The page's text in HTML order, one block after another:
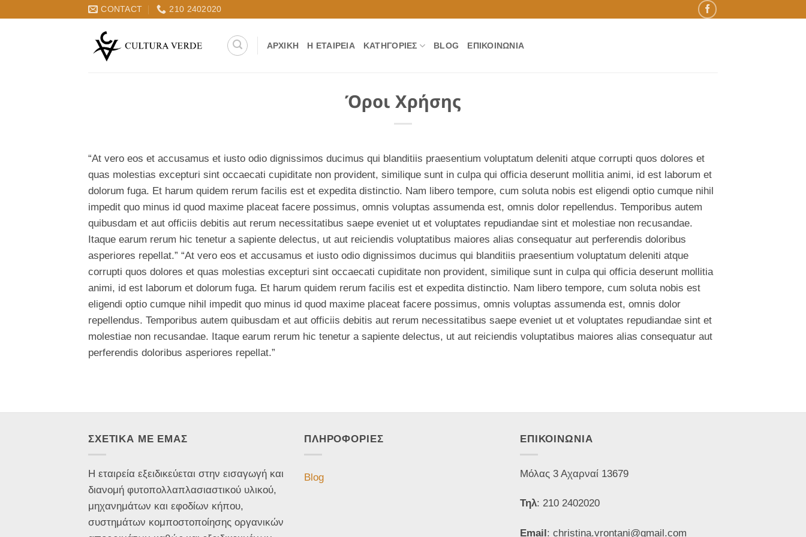
CONTACT 210 2402020
ΑΡΧΙΚΉ Η ΕΤΑΙΡΕΊΑ ΚΑΤΗΓΟΡΊΕΣ BLOG ΕΠΙΚΟΙΝΩΝΊΑ
Όροι Χρήσης
“At vero eos et accusamus et iusto odio dignissimos ducimus qui blanditiis praesentium voluptatum deleniti atque corrupti quos dolores et
quas molestias excepturi sint occaecati cupiditate non provident, similique sunt in culpa qui officia deserunt mollitia animi, id est laborum et
dolorum fuga. Et harum quidem rerum facilis est et expedita distinctio. Nam libero tempore, cum soluta nobis est eligendi optio cumque nihil
impedit quo minus id quod maxime placeat facere possimus, omnis voluptas assumenda est, omnis dolor repellendus. Temporibus autem
quibusdam et aut officiis debitis aut rerum necessitatibus saepe eveniet ut et voluptates repudiandae sint et molestiae non recusandae.
Itaque earum rerum hic tenetur a sapiente delectus, ut aut reiciendis voluptatibus maiores alias consequatur aut perferendis doloribus
asperiores repellat.” “At vero eos et accusamus et iusto odio dignissimos ducimus qui blanditiis praesentium voluptatum deleniti atque
corrupti quos dolores et quas molestias excepturi sint occaecati cupiditate non provident, similique sunt in culpa qui officia deserunt mollitia
animi, id est laborum et dolorum fuga. Et harum quidem rerum facilis est et expedita distinctio. Nam libero tempore, cum soluta nobis est
eligendi optio cumque nihil impedit quo minus id quod maxime placeat facere possimus, omnis voluptas assumenda est, omnis dolor
repellendus. Temporibus autem quibusdam et aut officiis debitis aut rerum necessitatibus saepe eveniet ut et voluptates repudiandae sint et
molestiae non recusandae. Itaque earum rerum hic tenetur a sapiente delectus, ut aut reiciendis voluptatibus maiores alias consequatur aut
perferendis doloribus asperiores repellat.”
ΣΧΕΤΙΚΑ ΜΕ ΕΜΑΣ
Η εταιρεία εξειδικεύεται στην εισαγωγή και
διανομή φυτοπολλαπλασιαστικού υλικού,
μηχανημάτων και εφοδίων κήπου,
συστημάτων κομποστοποίησης οργανικών
ΠΛΗΡΟΦΟΡΙΕΣ
Blog
ΕΠΙΚΟΙΝΩΝΙΑ
Μόλας 3 Αχαρναί 13679
Τηλ: 210 2402020
Email: christina.vrontani@gmail.com